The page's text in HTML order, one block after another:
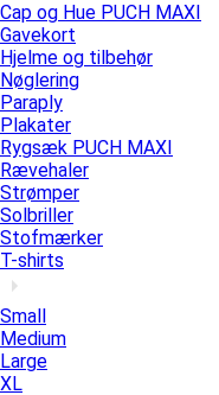
Cap og Hue PUCH MAXI
Gavekort
Hjelme og tilbehør
Nøglering
Paraply
Plakater
Rygsæk PUCH MAXI
Rævehaler
Strømper
Solbriller
Stofmærker
T-shirts
Small
Medium
Large
XL